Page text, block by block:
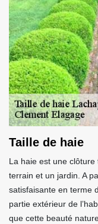
Taille de haie
La haie est une
terrain et un jardin. A
satisfaisante en terme
partie extérieur de
que cette beauté